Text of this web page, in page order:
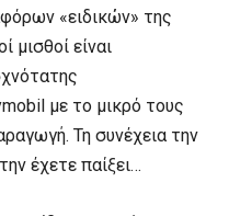
«ειδικών» της
μισθοί είναι
με το μικρό τους
Τη συνέχεια την
έχετε παίξει…